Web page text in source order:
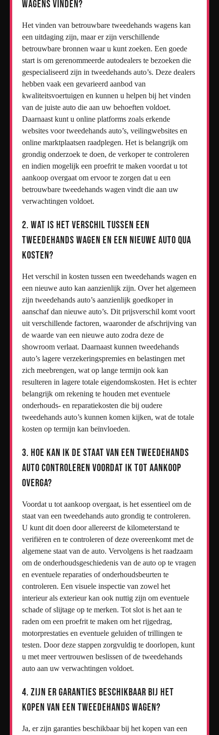
wagens vinden?
Het vinden van betrouwbare tweedehands wagens kan
een uitdaging zijn, maar er zijn verschillende
betrouwbare bronnen waar u kunt zoeken. Een goede
start is om gerenommeerde autodealers te bezoeken die
gespecialiseerd zijn in tweedehands auto’s. Deze dealers
hebben vaak een gevarieerd aanbod van
kwaliteitsvoertuigen en kunnen u helpen bij het vinden
van de juiste auto die aan uw behoeften voldoet.
Daarnaast kunt u online platforms zoals erkende
websites voor tweedehands auto’s, veilingwebsites en
online marktplaatsen raadplegen. Het is belangrijk om
grondig onderzoek te doen, de verkoper te controleren
en indien mogelijk een proefrit te maken voordat u tot
aankoop overgaat om ervoor te zorgen dat u een
betrouwbare tweedehands wagen vindt die aan uw
verwachtingen voldoet.
2. Wat is het verschil tussen een
tweedehands wagen en een nieuwe auto qua
kosten?
Het verschil in kosten tussen een tweedehands wagen en
een nieuwe auto kan aanzienlijk zijn. Over het algemeen
zijn tweedehands auto’s aanzienlijk goedkoper in
aanschaf dan nieuwe auto’s. Dit prijsverschil komt voort
uit verschillende factoren, waaronder de afschrijving van
de waarde van een nieuwe auto zodra deze de
showroom verlaat. Daarnaast kunnen tweedehands
auto’s lagere verzekeringspremies en belastingen met
zich meebrengen, wat op lange termijn ook kan
resulteren in lagere totale eigendomskosten. Het is echter
belangrijk om rekening te houden met eventuele
onderhouds- en reparatiekosten die bij oudere
tweedehands auto’s kunnen komen kijken, wat de totale
kosten op termijn kan beïnvloeden.
3. Hoe kan ik de staat van een tweedehands
auto controleren voordat ik tot aankoop
overga?
Voordat u tot aankoop overgaat, is het essentieel om de
staat van een tweedehands auto grondig te controleren.
U kunt dit doen door allereerst de kilometerstand te
verifiëren en te controleren of deze overeenkomt met de
algemene staat van de auto. Vervolgens is het raadzaam
om de onderhoudsgeschiedenis van de auto op te vragen
en eventuele reparaties of onderhoudsbeurten te
controleren. Een visuele inspectie van zowel het
interieur als exterieur kan ook nuttig zijn om eventuele
schade of slijtage op te merken. Tot slot is het aan te
raden om een proefrit te maken om het rijgedrag,
motorprestaties en eventuele geluiden of trillingen te
testen. Door deze stappen zorgvuldig te doorlopen, kunt
u met meer vertrouwen beslissen of de tweedehands
auto aan uw verwachtingen voldoet.
4. Zijn er garanties beschikbaar bij het
kopen van een tweedehands wagen?
Ja, er zijn garanties beschikbaar bij het kopen van een